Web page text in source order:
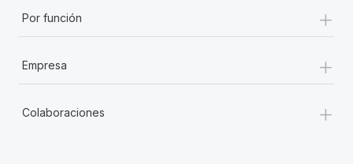
Por función +
Empresa +
Colaboraciones +